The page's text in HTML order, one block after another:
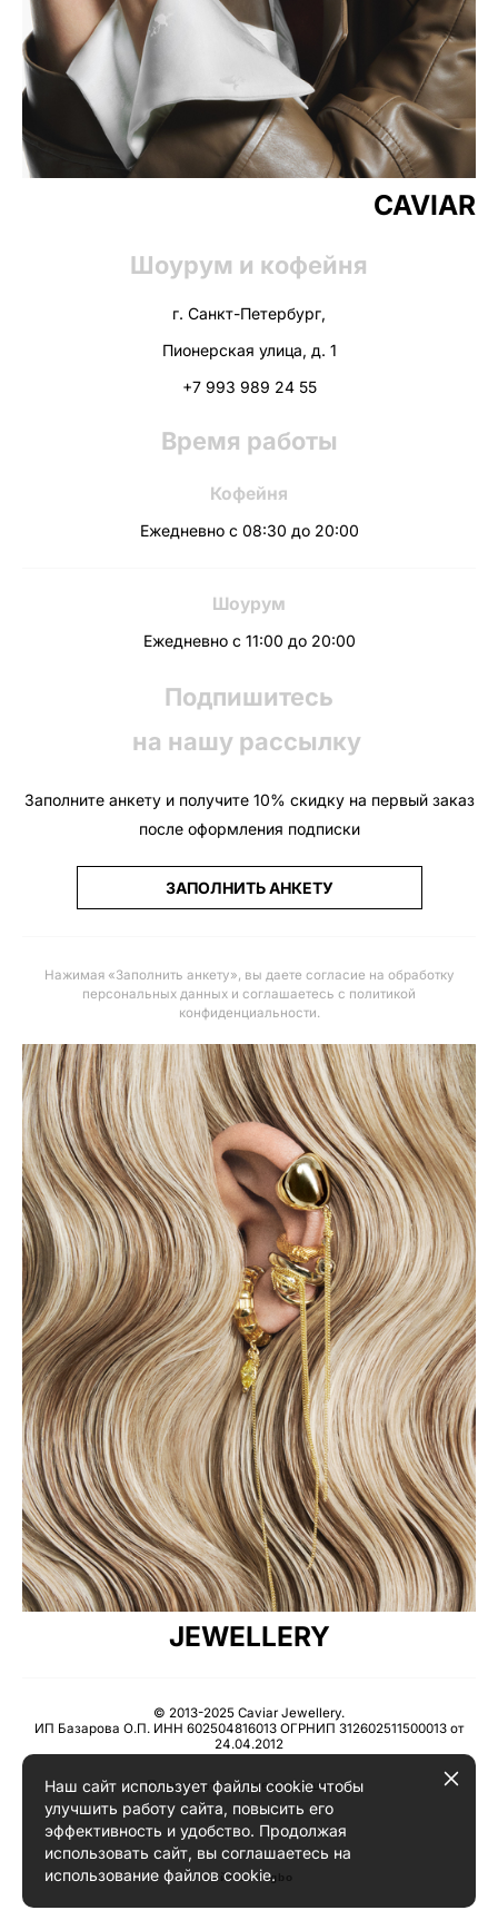
CAVIAR
Шоурум и кофейня
г. Санкт-Петербург,
Пионерская улица, д. 1
+7 993 989 24 55
Время работы
Кофейня
Ежедневно с 08:30 до 20:00
Шоурум
Ежедневно с 11:00 до 20:00
Подпишитесь
на нашу рассылку
Заполните анкету и получите 10% скидку на первый заказ
после оформления подписки
ЗАПОЛНИТЬ АНКЕТУ
Нажимая «Заполнить анкету», вы даете согласие на обработку
персональных данных и соглашаетесь с политикой
конфиденциальности.
JEWELLERY
© 2013-2025 Caviar Jewellery.
ИП Базарова О.П. ИНН 602504816013 ОГРНИП 312602511500013 от
24.04.2012
Пользовательское соглашение
сайт от vigbo
Наш сайт использует файлы cookie чтобы
улучшить работу сайта, повысить его
эффективность и удобство. Продолжая
использовать сайт, вы соглашаетесь на
использование файлов cookie.